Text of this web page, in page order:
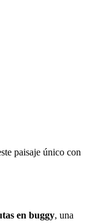
paisaje único con
en buggy, una